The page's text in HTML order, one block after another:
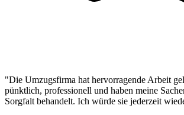
"Die Umzugsfirma hat hervorragende Arbeit
pünktlich, professionell und haben meine
Sorgfalt behandelt. Ich würde sie jederzeit